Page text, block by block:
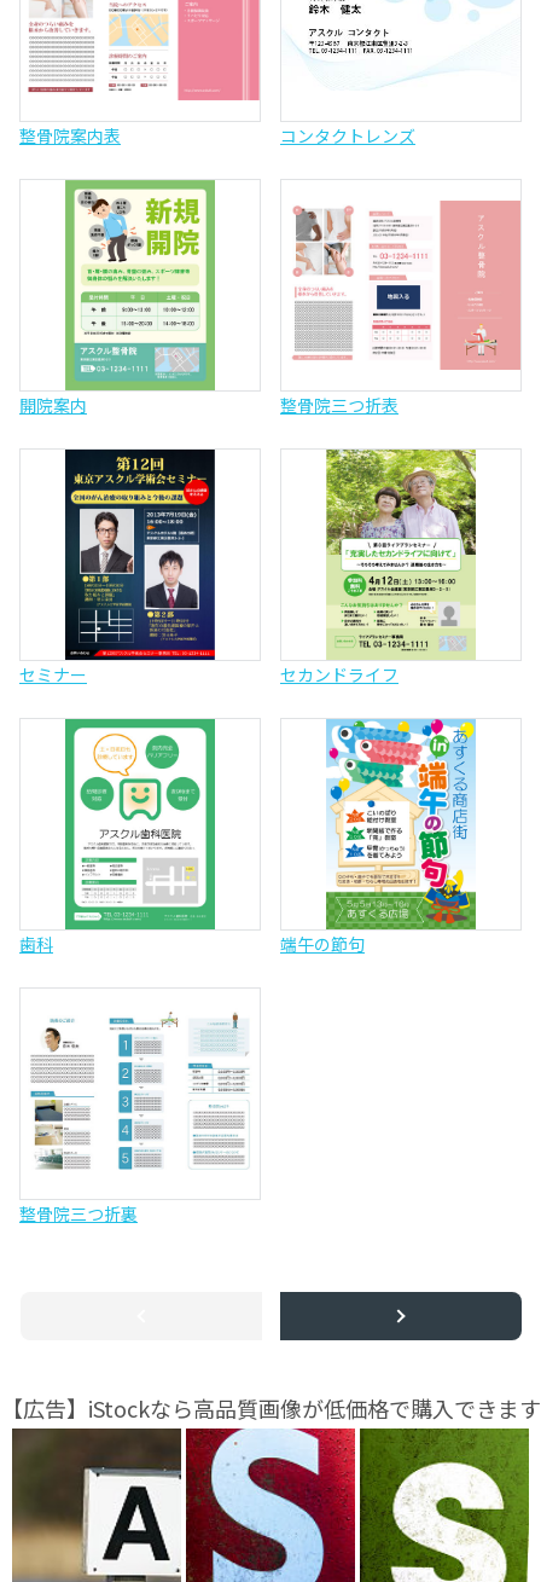
整骨院案内表 コンタクトレンズ
開院案内 整骨院三つ折表
セミナー セカンドライフ
歯科 端午の節句
整骨院三つ折裏
【広告】iStockなら高品質画像が低価格で購入できます